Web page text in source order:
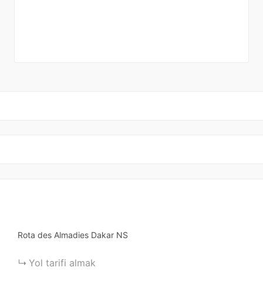
Rota des Almadies Dakar NS
Yol tarifi almak